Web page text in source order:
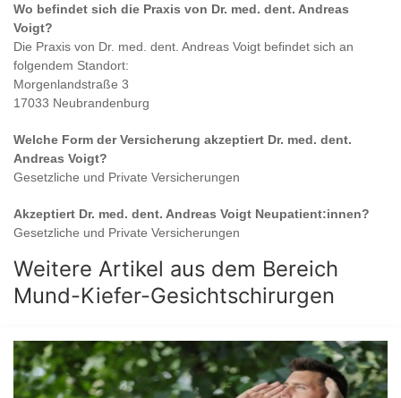
Wo befindet sich die Praxis von Dr. med. dent. Andreas
Voigt?
Die Praxis von Dr. med. dent. Andreas Voigt befindet sich an
folgendem Standort:
Morgenlandstraße 3
17033 Neubrandenburg
Welche Form der Versicherung akzeptiert Dr. med. dent.
Andreas Voigt?
Gesetzliche und Private Versicherungen
Akzeptiert Dr. med. dent. Andreas Voigt Neupatient:innen?
Gesetzliche und Private Versicherungen
Weitere Artikel aus dem Bereich
Mund-Kiefer-Gesichtschirurgen